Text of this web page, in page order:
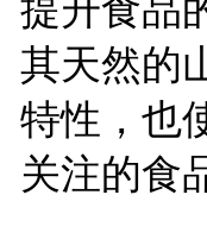
其天然的
特性，也
关注的食